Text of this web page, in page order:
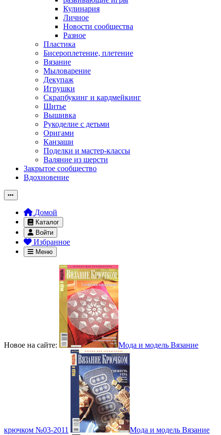
Кулинария
Личное
Новости сообщества
Разное
Пластика
Бисероплетение, плетение
Вязание
Мыловарение
Декупаж
Игрушки
Скрапбукинг и кардмейкинг
Шитье
Вышивка
Рукоделие с детьми
Оригами
Канзаши
Поделки и мастер-классы
Валяние из шерсти
Закрытое сообщество
Вдохновение
Домой
Каталог
Войти
Избранное
Меню
Новое на сайте: Мода и модель Вязание
крючком №03-2011 Мода и модель Вязание